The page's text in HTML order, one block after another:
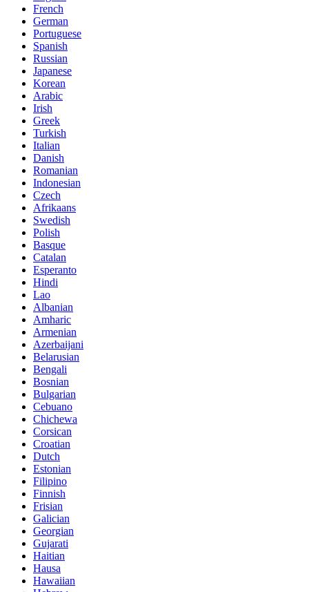
French
German
Portuguese
Spanish
Russian
Japanese
Korean
Arabic
Irish
Greek
Turkish
Italian
Danish
Romanian
Indonesian
Czech
Afrikaans
Swedish
Polish
Basque
Catalan
Esperanto
Hindi
Lao
Albanian
Amharic
Armenian
Azerbaijani
Belarusian
Bengali
Bosnian
Bulgarian
Cebuano
Chichewa
Corsican
Croatian
Dutch
Estonian
Filipino
Finnish
Frisian
Galician
Georgian
Gujarati
Haitian
Hausa
Hawaiian